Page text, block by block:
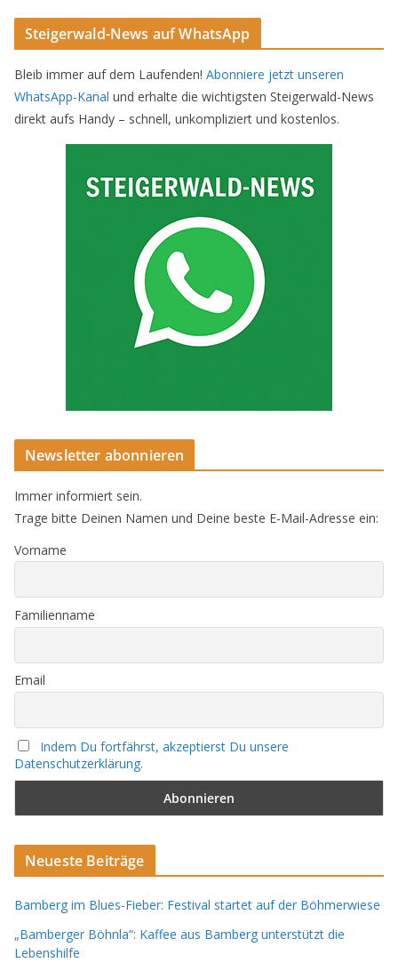
Steigerwald-News auf WhatsApp
Bleib immer auf dem Laufenden! Abonniere jetzt unseren
WhatsApp-Kanal und erhalte die wichtigsten Steigerwald-News
direkt aufs Handy – schnell, unkompliziert und kostenlos.
Newsletter abonnieren
Immer informiert sein.
Trage bitte Deinen Namen und Deine beste E-Mail-Adresse ein:
Vorname
Familienname
Email
Indem Du fortfährst, akzeptierst Du unsere
Datenschutzerklärung.
Neueste Beiträge
Bamberg im Blues-Fieber: Festival startet auf der Böhmerwiese
„Bamberger Böhnla“: Kaffee aus Bamberg unterstützt die
Lebenshilfe